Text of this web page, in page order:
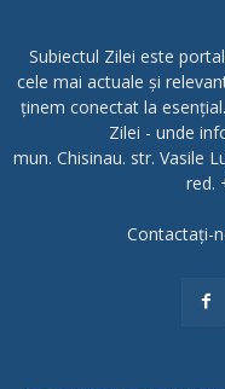
Subiectul Zilei este
cele mai actuale și
ținem conectat la
Zilei - unde
mun. Chisinau. str. Vasile
red.
Contactați-